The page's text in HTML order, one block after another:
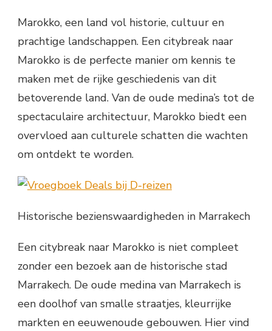
Marokko, een land vol historie, cultuur en
prachtige landschappen. Een citybreak naar
Marokko is de perfecte manier om kennis te
maken met de rijke geschiedenis van dit
betoverende land. Van de oude medina’s tot de
spectaculaire architectuur, Marokko biedt een
overvloed aan culturele schatten die wachten
om ontdekt te worden.
Historische bezienswaardigheden in Marrakech
Een citybreak naar Marokko is niet compleet
zonder een bezoek aan de historische stad
Marrakech. De oude medina van Marrakech is
een doolhof van smalle straatjes, kleurrijke
markten en eeuwenoude gebouwen. Hier vind